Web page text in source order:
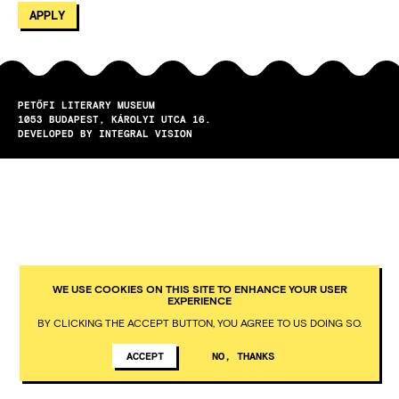
PETŐFI LITERARY MUSEUM
1053
BUDAPEST
KÁROLYI UTCA 16.
DEVELOPED BY INTEGRAL VISION
WE USE COOKIES ON THIS SITE TO ENHANCE YOUR USER
EXPERIENCE
BY CLICKING THE ACCEPT BUTTON, YOU AGREE TO US DOING SO.
ACCEPT NO, THANKS